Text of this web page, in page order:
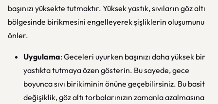
başınızı yüksekte tutmaktır. Yüksek yastık, sıvıların göz altı
bölgesinde birikmesini engelleyerek şişliklerin oluşumunu
önler.
Uygulama: Geceleri uyurken başınızı daha yüksek bir
yastıkta tutmaya özen gösterin. Bu sayede, gece
boyunca sıvı birikiminin önüne geçebilirsiniz. Bu basit
değişiklik, göz altı torbalarınızın zamanla azalmasına